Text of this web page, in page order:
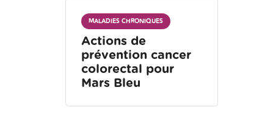
MALADIES CHRONIQUES
Actions de
prévention cancer
colorectal pour
Mars Bleu